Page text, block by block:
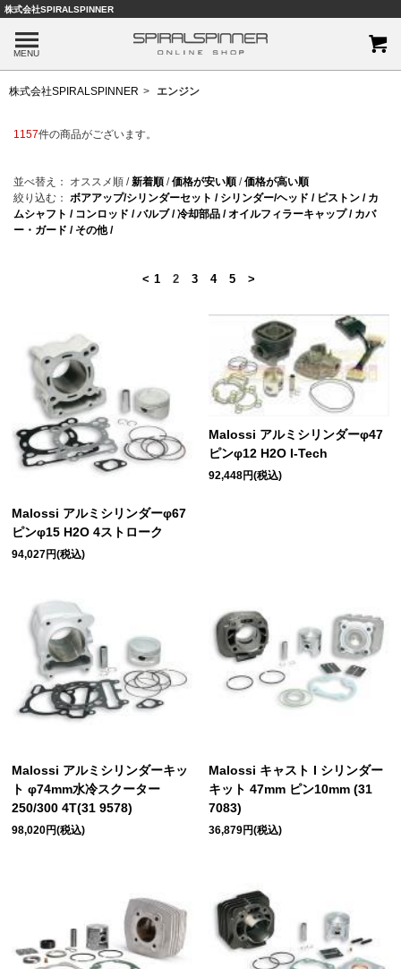
株式会社SPIRALSPINNER
MENU
株式会社SPIRALSPINNER エンジン
1157件の商品がございます。
並べ替え： オススメ順 /新着順 /価格が安い順 /価格が高い順
絞り込む： ボアアップ/シリンダーセット / シリンダー/ヘッド / ピストン / カ
ムシャフト / コンロッド / バルブ / 冷却部品 / オイルフィラーキャップ / カバ
ー・ガード / その他 /
< 1 2 3 4 5 >
Malossi アルミシリンダーφ67
ピンφ15 H2O 4ストローク
94,027円(税込)
Malossi アルミシリンダーφ47
ピンφ12 H2O I-Tech
92,448円(税込)
Malossi アルミシリンダーキッ
ト φ74mm水冷スクーター
250/300 4T(31 9578)
98,020円(税込)
Malossi キャスト I シリンダー
キット 47mm ピン10mm (31
7083)
36,879円(税込)